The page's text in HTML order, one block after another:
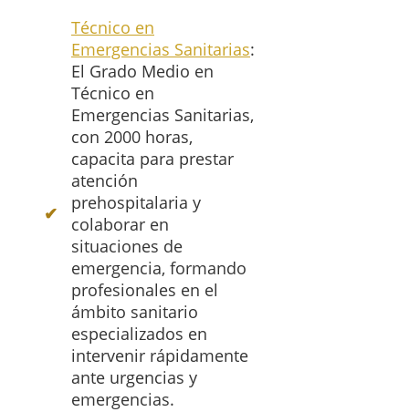
Técnico en
Emergencias Sanitarias:
El Grado Medio en
Técnico en
Emergencias Sanitarias,
con 2000 horas,
capacita para prestar
atención
prehospitalaria y
colaborar en
situaciones de
emergencia, formando
profesionales en el
ámbito sanitario
especializados en
intervenir rápidamente
ante urgencias y
emergencias.